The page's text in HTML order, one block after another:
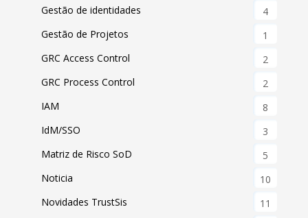
Gestão de identidades
4
Gestão de Projetos
1
GRC Access Control
2
GRC Process Control
2
IAM
8
IdM/SSO
3
Matriz de Risco SoD
5
Noticia
10
Novidades TrustSis
11